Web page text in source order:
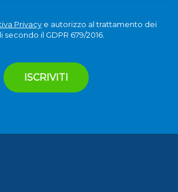
Privacye autorizzo al trattamento dei
il GDPR 679/2016.